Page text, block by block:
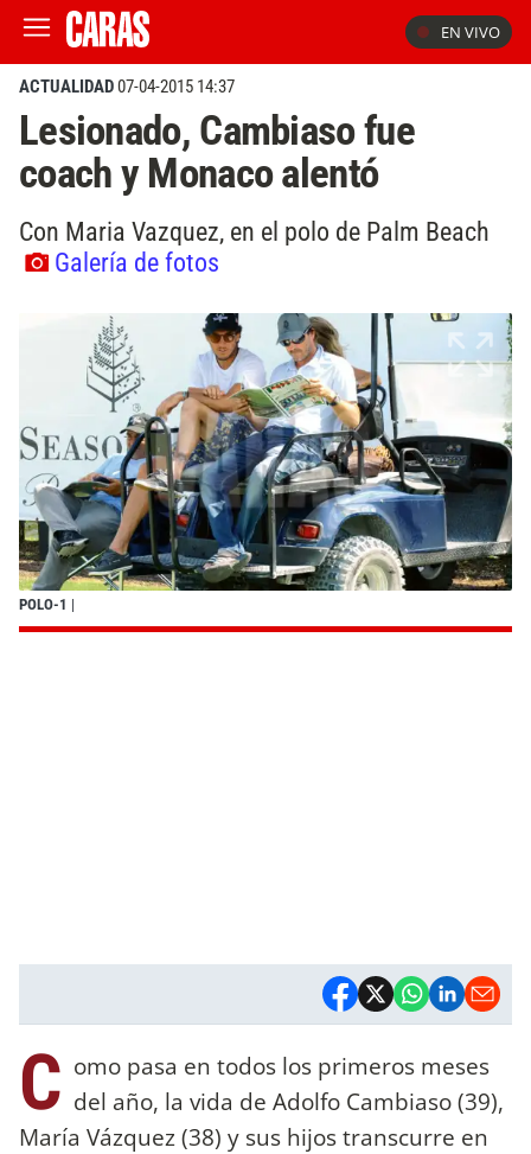
EN VIVO
ACTUALIDAD07-04-2015 14:37
Lesionado, Cambiaso fue
coach y Monaco alentó
Con Maria Vazquez, en el polo de Palm Beach
Galería de fotos
POLO-1 |
C omo pasa en todos los primeros meses
del año, la vida de Adolfo Cambiaso (39),
María Vázquez (38) y sus hijos transcurre en